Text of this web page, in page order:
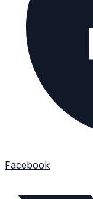
Facebook